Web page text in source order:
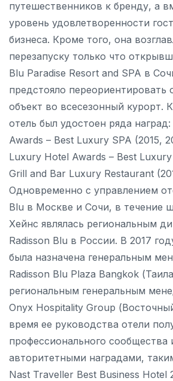
путешественников к бренду, а
уровень удовлетворенности
бизнеса. Кроме того, она
перезапуску только что
Blu Paradise Resort and SPA в
предстояло переориентировать
объект во всесезонный курорт.
отель был удостоен ряда
Awards – Best Luxury SPA (2015,
Luxury Hotel Awards – Best
Grill and Bar Luxury Restaurant
Одновременно с управлением
Blu в Москве и Сочи, в течение
Хейнс являлась региональным
Radisson Blu в России. В 2017
была назначена генеральным
Radisson Blu Plaza Bangkok
региональным генеральным
Onyx Hospitality Group
время ее руководства отели
профессионального
авторитетными наградами,
Nast Traveller Best Business Hotel